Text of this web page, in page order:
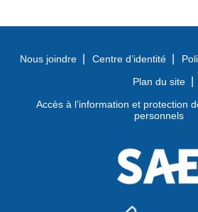
Nous joindre Centre d’identité
Plan du site
Accès à l’information et protection
personnels